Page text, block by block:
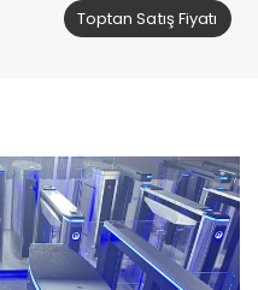
Toptan Satış Fiyatı